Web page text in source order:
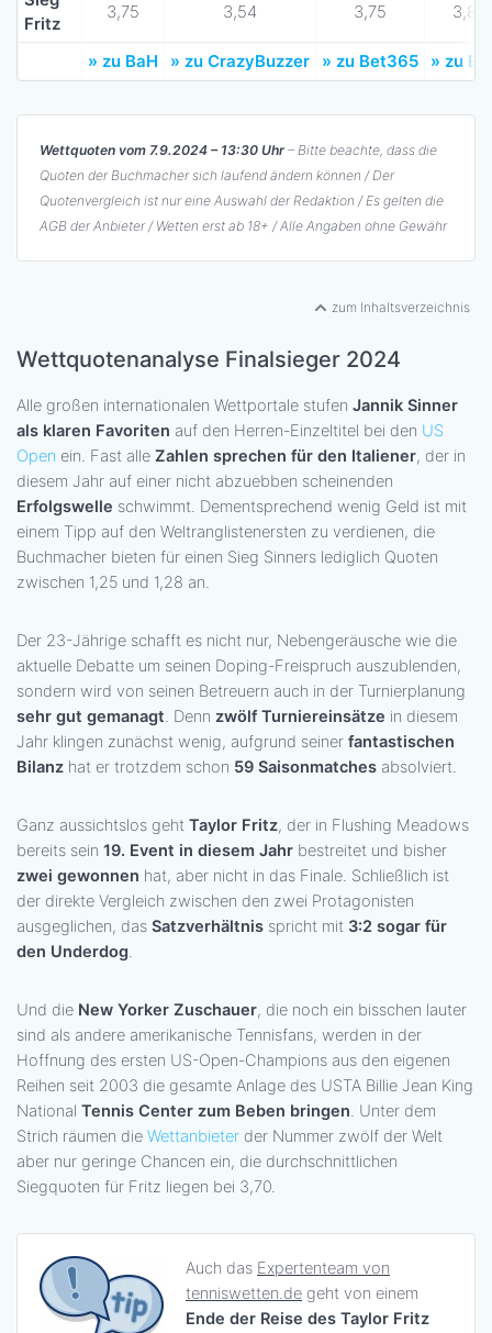
Fritz
3,75 3,54 3,75 3,80
» zu BaH » zu CrazyBuzzer » zu Bet365 » zu
Wettquoten vom 7.9.2024 – 13:30 Uhr – Bitte beachte, dass die
Quoten der Buchmacher sich laufend ändern können / Der
Quotenvergleich ist nur eine Auswahl der Redaktion / Es gelten die
AGB der Anbieter / Wetten erst ab 18+ / Alle Angaben ohne Gewähr
zum Inhaltsverzeichnis
Wettquotenanalyse Finalsieger 2024
Alle großen internationalen Wettportale stufen Jannik Sinner
als klaren Favoriten auf den Herren-Einzeltitel bei den US
Open ein. Fast alle Zahlen sprechen für den Italiener, der in
diesem Jahr auf einer nicht abzuebben scheinenden
Erfolgswelle schwimmt. Dementsprechend wenig Geld ist mit
einem Tipp auf den Weltranglistenersten zu verdienen, die
Buchmacher bieten für einen Sieg Sinners lediglich Quoten
zwischen 1,25 und 1,28 an.
Der 23-Jährige schafft es nicht nur, Nebengeräusche wie die
aktuelle Debatte um seinen Doping-Freispruch auszublenden,
sondern wird von seinen Betreuern auch in der Turnierplanung
sehr gut gemanagt. Denn zwölf Turniereinsätze in diesem
Jahr klingen zunächst wenig, aufgrund seiner fantastischen
Bilanz hat er trotzdem schon 59 Saisonmatches absolviert.
Ganz aussichtslos geht Taylor Fritz, der in Flushing Meadows
bereits sein 19. Event in diesem Jahr bestreitet und bisher
zwei gewonnen hat, aber nicht in das Finale. Schließlich ist
der direkte Vergleich zwischen den zwei Protagonisten
ausgeglichen, das Satzverhältnis spricht mit 3:2 sogar für
den Underdog.
Und die New Yorker Zuschauer, die noch ein bisschen lauter
sind als andere amerikanische Tennisfans, werden in der
Hoffnung des ersten US-Open-Champions aus den eigenen
Reihen seit 2003 die gesamte Anlage des USTA Billie Jean King
National Tennis Center zum Beben bringen. Unter dem
Strich räumen die Wettanbieter der Nummer zwölf der Welt
aber nur geringe Chancen ein, die durchschnittlichen
Siegquoten für Fritz liegen bei 3,70.
Auch das Expertenteam von
tenniswetten.de geht von einem
Ende der Reise des Taylor Fritz